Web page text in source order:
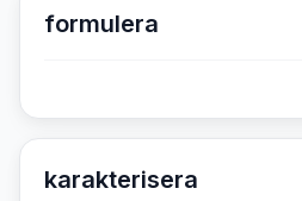
formulera
karakterisera